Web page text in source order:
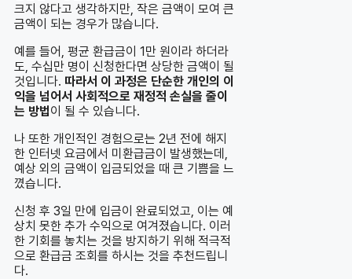
크지 않다고 생각하지만, 작은 금액이 모여 큰
금액이 되는 경우가 많습니다.
예를 들어, 평균 환급금이 1만 원이라 하더라
도, 수십만 명이 신청한다면 상당한 금액이 될
것입니다. 따라서 이 과정은 단순한 개인의 이
익을 넘어서 사회적으로 재정적 손실을 줄이
는 방법이 될 수 있습니다.
나 또한 개인적인 경험으로는 2년 전에 해지
한 인터넷 요금에서 미환급금이 발생했는데,
예상 외의 금액이 입금되었을 때 큰 기쁨을 느
꼈습니다.
신청 후 3일 만에 입금이 완료되었고, 이는 예
상치 못한 추가 수익으로 여겨졌습니다. 이러
한 기회를 놓치는 것을 방지하기 위해 적극적
으로 환급금 조회를 하시는 것을 추천드립니
다.